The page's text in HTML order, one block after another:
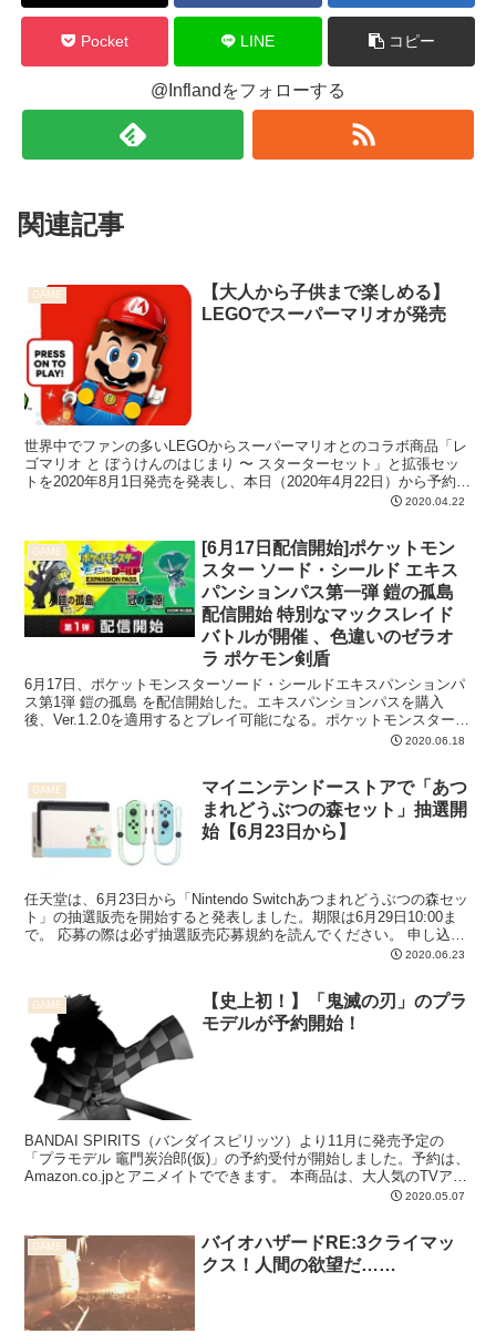
Pocket LINE コピー
@Inflandをフォローする
関連記事
GAME
【大人から子供まで楽しめる】
LEGOでスーパーマリオが発売
世界中でファンの多いLEGOからスーパーマリオとのコラボ商品「レ
ゴマリオ と ぼうけんのはじまり 〜 スターターセット」と拡張セッ
トを2020年8月1日発売を発表し、本日（2020年4月22日）から予約を
2020.04.22
GAME
[6月17日配信開始]ポケットモン
スター ソード・シールド エキス
パンションパス第一弾 鎧の孤島
配信開始 特別なマックスレイド
バトルが開催 、色違いのゼラオ
ラ ポケモン剣盾
6月17日、ポケットモンスターソード・シールドエキスパンションパ
ス第1弾 鎧の孤島 を配信開始した。エキスパンションパスを購入
後、Ver.1.2.0を適用するとプレイ可能になる。ポケットモンスターソ
2020.06.18
GAME
マイニンテンドーストアで「あつ
まれどうぶつの森セット」抽選開
始【6月23日から】
任天堂は、6月23日から「Nintendo Switchあつまれどうぶつの森セッ
ト」の抽選販売を開始すると発表しました。期限は6月29日10:00ま
で。 応募の際は必ず抽選販売応募規約を読んでください。 申し込み
2020.06.23
GAME
【史上初！】「鬼滅の刃」のプラ
モデルが予約開始！
BANDAI SPIRITS（バンダイスピリッツ）より11月に発売予定の
「プラモデル 竈門炭治郎(仮)」の予約受付が開始しました。予約は、
Amazon.co.jpとアニメイトでできます。 本商品は、大人気のTVアニ
2020.05.07
GAME
バイオハザードRE:3クライマッ
クス！人間の欲望だ……